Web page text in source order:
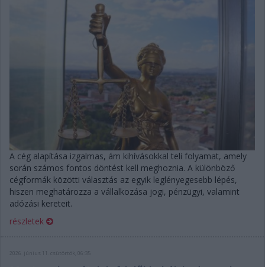
A cég alapítása izgalmas, ám kihívásokkal teli folyamat, amely
során számos fontos döntést kell meghoznia. A különböző
cégformák közötti választás az egyik leglényegesebb lépés,
hiszen meghatározza a vállalkozása jogi, pénzügyi, valamint
adózási kereteit.
részletek
2026. június 11. csütörtök, 06:35